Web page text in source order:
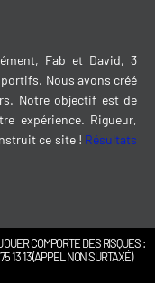
Fab et David, 3
Nous avons créé
Notre objectif est de
expérience. Rigueur,
ce site ! Résultats
COMPORTE DES RISQUES :
13 13 (APPEL NON SURTAXÉ)